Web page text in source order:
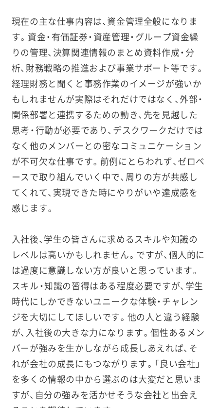
現在の主な仕事内容は、資金管理全般になりま
す。資金・有価証券・資産管理・グループ資金繰
りの管理、決算関連情報のまとめ資料作成・分
析、財務戦略の推進および事業サポート等です。
経理財務と聞くと事務作業のイメージが強いか
もしれませんが実際はそれだけではなく、外部・
関係部署と連携するための動き、先を見越した
思考・行動が必要であり、デスクワークだけでは
なく他のメンバーとの密なコミュニケーション
が不可欠な仕事です。前例にとらわれず、ゼロベ
ースで取り組んでいく中で、周りの方が共感し
てくれて、実現できた時にやりがいや達成感を
感じます。
入社後、学生の皆さんに求めるスキルや知識の
レベルは高いかもしれません。ですが、個人的に
は過度に意識しない方が良いと思っています。
スキル・知識の習得はある程度必要ですが、学生
時代にしかできないユニークな体験・チャレン
ジを大切にしてほしいです。他の人と違う経験
が、入社後の大きな力になります。個性あるメン
バーが強みを生かしながら成長しあえれば、そ
れが会社の成長にもつながります。「良い会社」
を多くの情報の中から選ぶのは大変だと思いま
すが、自分の強みを活かせそうな会社と出会え